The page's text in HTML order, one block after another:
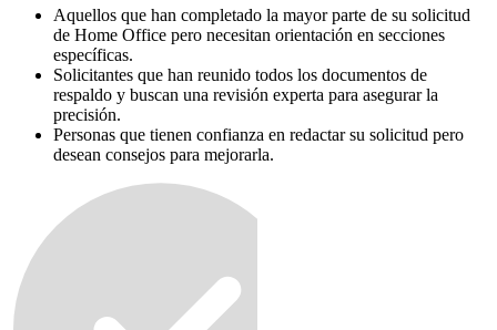
Aquellos que han completado la mayor parte de su solicitud
de Home Office pero necesitan orientación en secciones
específicas.
Solicitantes que han reunido todos los documentos de
respaldo y buscan una revisión experta para asegurar la
precisión.
Personas que tienen confianza en redactar su solicitud pero
desean consejos para mejorarla.